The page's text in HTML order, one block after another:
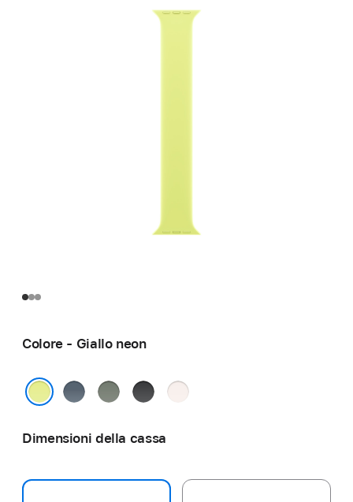
Colore - Giallo neon
Blu
Grigioverde
Nero
Rosa
Dimensioni della cassa